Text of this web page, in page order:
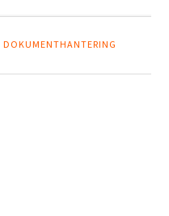
DOKUMENTHANTERING